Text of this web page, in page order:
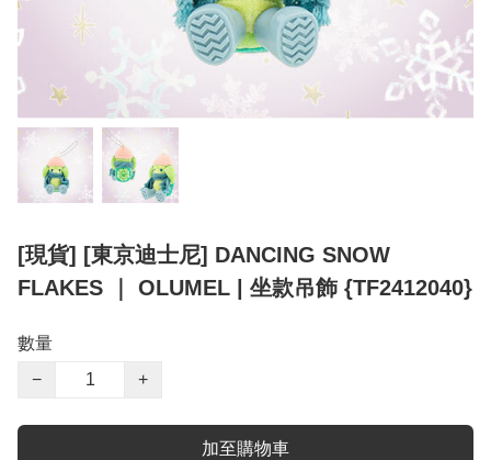
[現貨] [東京迪士尼] DANCING SNOW
FLAKES ｜ OLUMEL | 坐款吊飾 {TF2412040}
數量
−
+
加至購物車